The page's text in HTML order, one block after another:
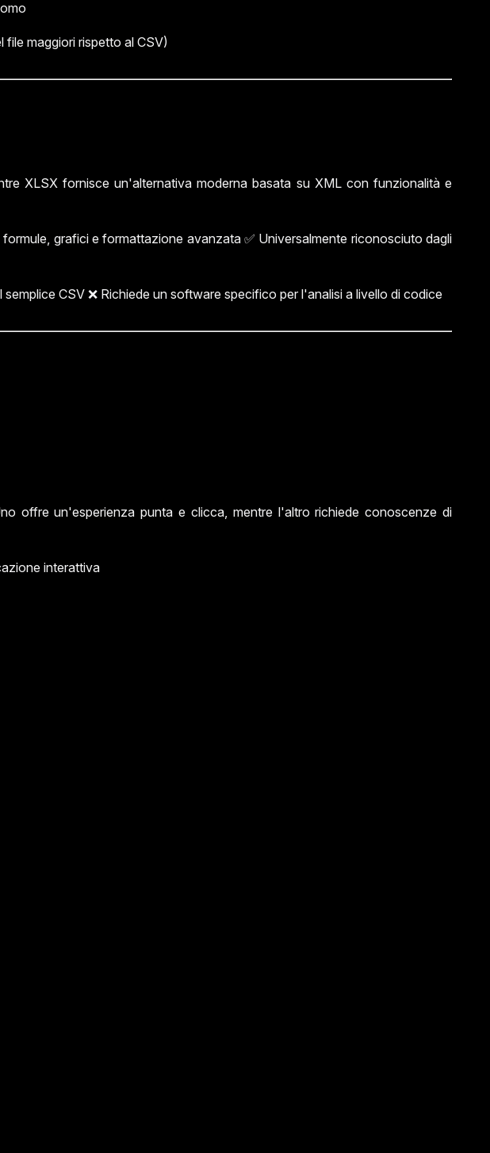
file maggiori rispetto al CSV)
XLSX fornisce un'alternativa moderna basata su XML con funzionalità e
grafici e formattazione avanzata ✅ Universalmente riconosciuto dagli
CSV ❌ Richiede un software specifico per l'analisi a livello di codice
offre un'esperienza punta e clicca, mentre l'altro richiede conoscenze di
interattiva